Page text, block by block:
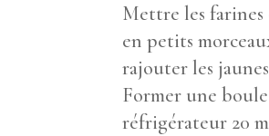
Mettre les
en petits
rajouter les
Former une
réfrigérateur 20